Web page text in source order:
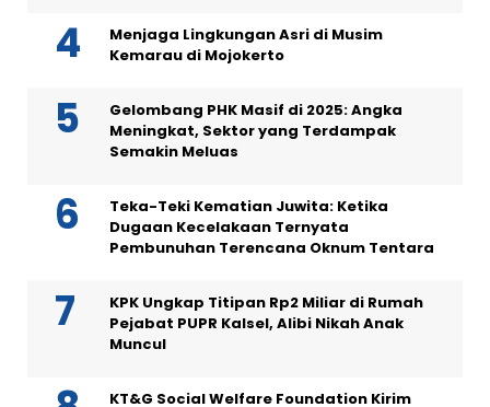
Menjaga Lingkungan Asri di Musim
Kemarau di Mojokerto
Gelombang PHK Masif di 2025: Angka
Meningkat, Sektor yang Terdampak
Semakin Meluas
Teka-Teki Kematian Juwita: Ketika
Dugaan Kecelakaan Ternyata
Pembunuhan Terencana Oknum Tentara
KPK Ungkap Titipan Rp2 Miliar di Rumah
Pejabat PUPR Kalsel, Alibi Nikah Anak
Muncul
KT&G Social Welfare Foundation Kirim